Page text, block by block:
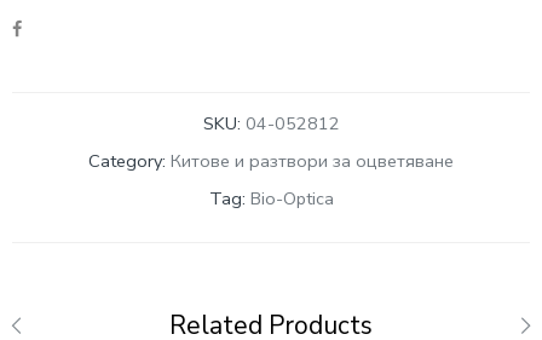
SKU: 04-052812
Category: Китове и разтвори за оцветяване
Tag: Bio-Optica
Related Products